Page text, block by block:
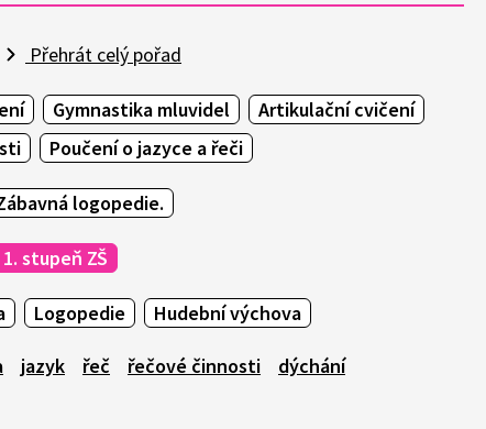
Přehrát celý pořad
Gymnastika mluvidel
Artikulační cvičení
Poučení o jazyce a řeči
logopedie.
1. stupeň ZŠ
Logopedie Hudební výchova
jazyk řeč řečové činnosti dýchání